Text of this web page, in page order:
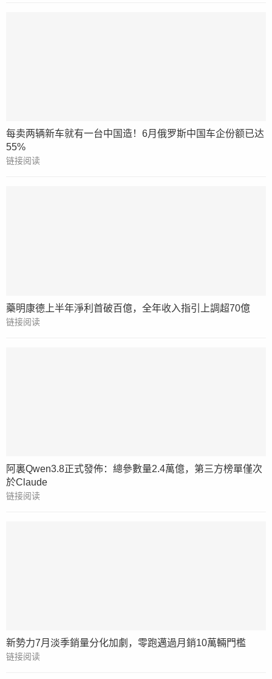
每卖两辆新车就有一台中国造！6月俄罗斯中国车企份额已达
55%
链接阅读
藥明康德上半年淨利首破百億，全年收入指引上調超70億
链接阅读
阿裏Qwen3.8正式發佈：總參數量2.4萬億，第三方榜單僅次
於Claude
链接阅读
新勢力7月淡季銷量分化加劇，零跑邁過月銷10萬輛門檻
链接阅读